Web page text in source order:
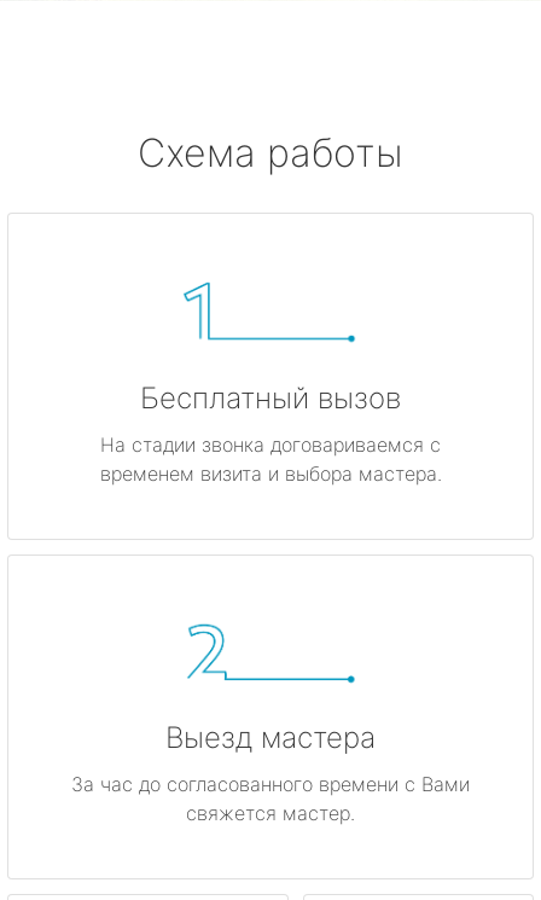
Схема работы
Бесплатный вызов
На стадии звонка договариваемся с
временем визита и выбора мастера.
Выезд мастера
За час до согласованного времени с Вами
свяжется мастер.